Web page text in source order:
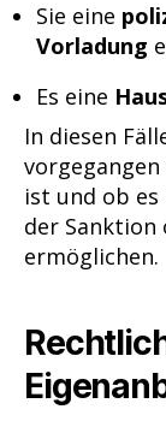
Sie eine
Vorladung
Es eine
In diesen
ist und ob
der Sanktion
ermöglichen.